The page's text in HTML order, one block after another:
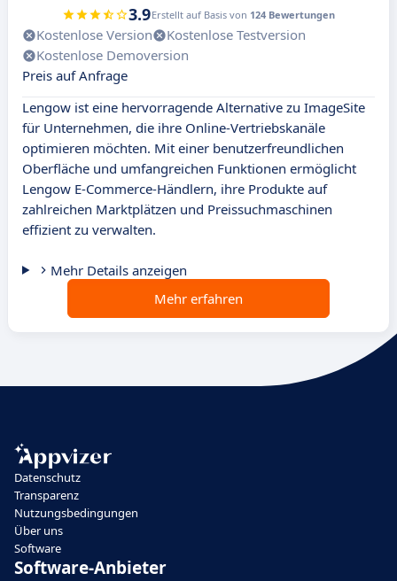
3.9Erstellt auf Basis von 124 Bewertungen
Kostenlose Version
Kostenlose Testversion
Kostenlose Demoversion
Preis auf Anfrage
Lengow ist eine hervorragende Alternative zu ImageSite
für Unternehmen, die ihre Online-Vertriebskanäle
optimieren möchten. Mit einer benutzerfreundlichen
Oberfläche und umfangreichen Funktionen ermöglicht
Lengow E-Commerce-Händlern, ihre Produkte auf
zahlreichen Marktplätzen und Preissuchmaschinen
effizient zu verwalten.
Mehr Details anzeigen
Mehr erfahren
Datenschutz
Transparenz
Nutzungsbedingungen
Über uns
Software
Software-Anbieter